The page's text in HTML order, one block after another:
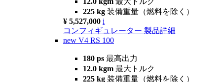
225 kg 装備重量（燃料を除く）
¥ 5,527,000 i
コンフィギュレーター 製品詳細
new V4 RS 100
180 ps 最高出力
12.0 kgm 最大トルク
225 kg 装備重量（燃料を除く）